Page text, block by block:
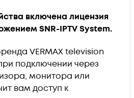
включена лицензия
SNR-IPTV System.
VERMAX television
подключении через
монитора или
вам доступ к